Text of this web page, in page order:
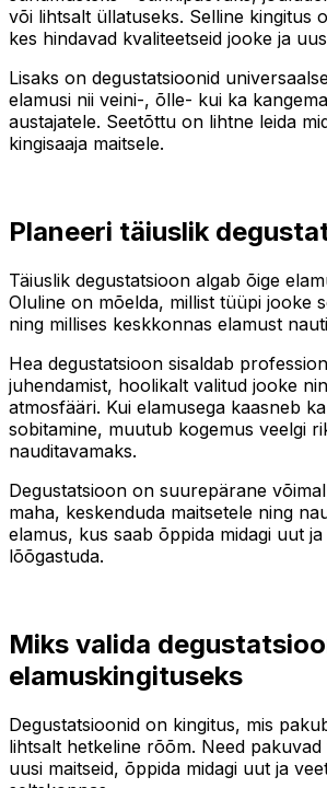
või lihtsalt üllatuseks. Selline kingitus
kes hindavad kvaliteetseid jooke ja
Lisaks on degustatsioonid
elamusi nii veini-, õlle- kui ka
austajatele. Seetõttu on lihtne leida
kingisaaja maitsele.
Planeeri täiuslik
Täiuslik degustatsioon algab õige
Oluline on mõelda, millist tüüpi jooke
ning millises keskkonnas elamust
Hea degustatsioon sisaldab
juhendamist, hoolikalt valitud jooke
atmosfääri. Kui elamusega kaasneb
sobitamine, muutub kogemus veelgi
nauditavamaks.
Degustatsioon on suurepärane
maha, keskenduda maitsetele ning
elamus, kus saab õppida midagi uut ja
lõõgastuda.
Miks valida
elamuskingituseks
Degustatsioonid on kingitus, mis
lihtsalt hetkeline rõõm. Need
uusi maitseid, õppida midagi uut ja